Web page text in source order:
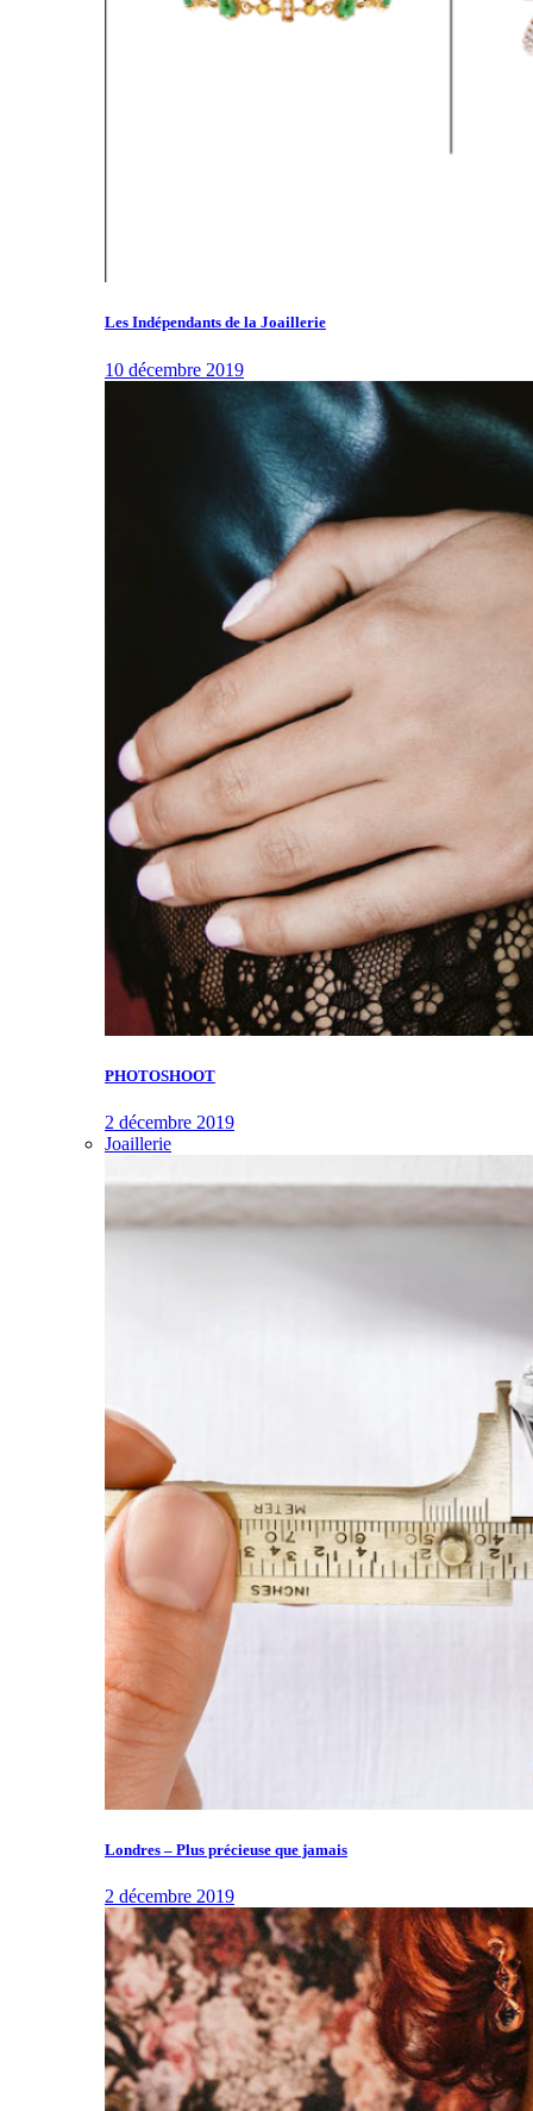
Les Indépendants de la Joaillerie
10 décembre 2019
PHOTOSHOOT
2 décembre 2019
Joaillerie
Londres – Plus précieuse que jamais
2 décembre 2019